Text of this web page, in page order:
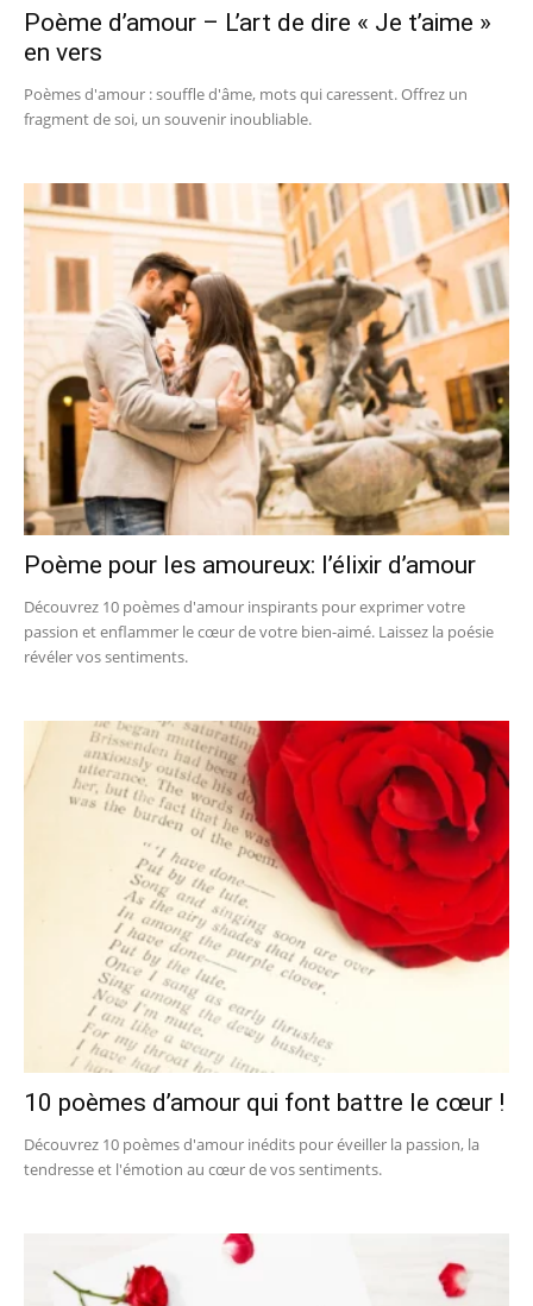
Poème d’amour – L’art de dire « Je t’aime »
en vers
Poèmes d'amour : souffle d'âme, mots qui caressent. Offrez un
fragment de soi, un souvenir inoubliable.
Poème pour les amoureux: l’élixir d’amour
Découvrez 10 poèmes d'amour inspirants pour exprimer votre
passion et enflammer le cœur de votre bien-aimé. Laissez la poésie
révéler vos sentiments.
10 poèmes d’amour qui font battre le cœur !
Découvrez 10 poèmes d'amour inédits pour éveiller la passion, la
tendresse et l'émotion au cœur de vos sentiments.